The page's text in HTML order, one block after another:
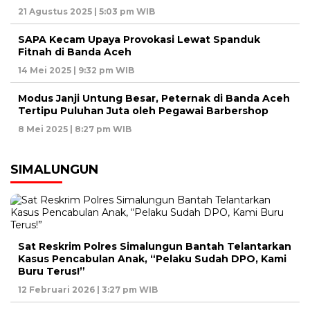
21 Agustus 2025 | 5:03 pm WIB
SAPA Kecam Upaya Provokasi Lewat Spanduk
Fitnah di Banda Aceh
14 Mei 2025 | 9:32 pm WIB
Modus Janji Untung Besar, Peternak di Banda Aceh
Tertipu Puluhan Juta oleh Pegawai Barbershop
8 Mei 2025 | 8:27 pm WIB
SIMALUNGUN
Sat Reskrim Polres Simalungun Bantah Telantarkan
Kasus Pencabulan Anak, “Pelaku Sudah DPO, Kami
Buru Terus!”
12 Februari 2026 | 3:27 pm WIB